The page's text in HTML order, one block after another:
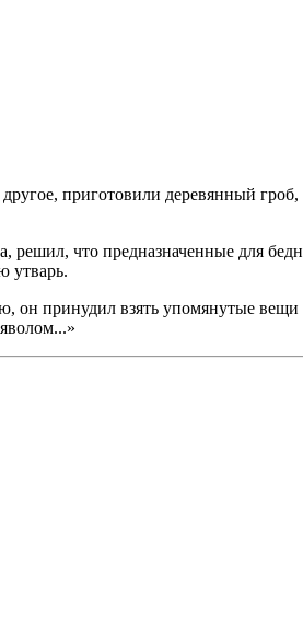
приготовили деревянный
решил, что предназначенные для
утварь.
он принудил взять упомянутые вещи